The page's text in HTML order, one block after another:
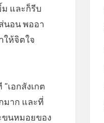
ม และก็รีบ
นอน พออา
ให้จิตใจ
เอกสังเกต
มาก และที่
ขนหมอยของ